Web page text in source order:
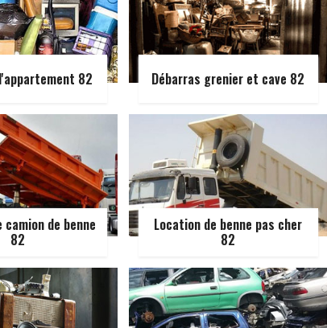
82 Débarras grenier et cave 82
de benne
82
Location de benne pas cher
82